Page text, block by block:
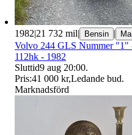
1982|21 732 mil| Bensin |
Volvo 244 GLS Nummer "1"
112hk - 1982
Sluttid9 aug 20:00.
Pris:41 000 kr,Ledande bud.
Marknadsförd